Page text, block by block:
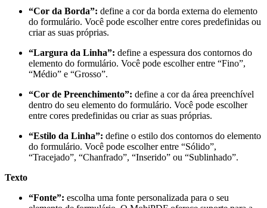
“Cor da Borda”: define a cor da borda externa do elemento
do formulário. Você pode escolher entre cores predefinidas ou
criar as suas próprias.
“Largura da Linha”: define a espessura dos contornos do
elemento do formulário. Você pode escolher entre “Fino”,
“Médio” e “Grosso”.
“Cor de Preenchimento”: define a cor da área preenchível
dentro do seu elemento do formulário. Você pode escolher
entre cores predefinidas ou criar as suas próprias.
“Estilo da Linha”: define o estilo dos contornos do elemento
do formulário. Você pode escolher entre “Sólido”,
“Tracejado”, “Chanfrado”, “Inserido” ou “Sublinhado”.
Texto
“Fonte”: escolha uma fonte personalizada para o seu